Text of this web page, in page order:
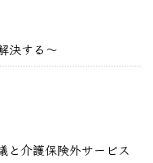
決する～
介護保険外サービス